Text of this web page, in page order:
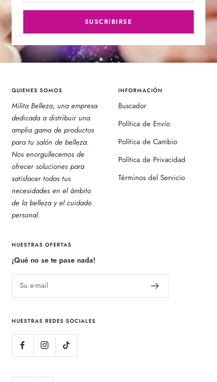
SUSCRIBIRSE
QUIENES SOMOS
Milita Belleza, una empresa
dedicada a distribuir una
amplia gama de productos
para tu salón de belleza.
Nos enorgullecemos de
ofrecer soluciones para
satisfacer todas tus
necesidades en el ámbito
de la belleza y el cuidado
personal.
INFORMACIÓN
Buscador
Política de Envío
Política de Cambio
Política de Privacidad
Términos del Servicio
NUESTRAS OFERTAS
¡Qué no se te pase nada!
Su e-mail
NUESTRAS REDES SOCIALES